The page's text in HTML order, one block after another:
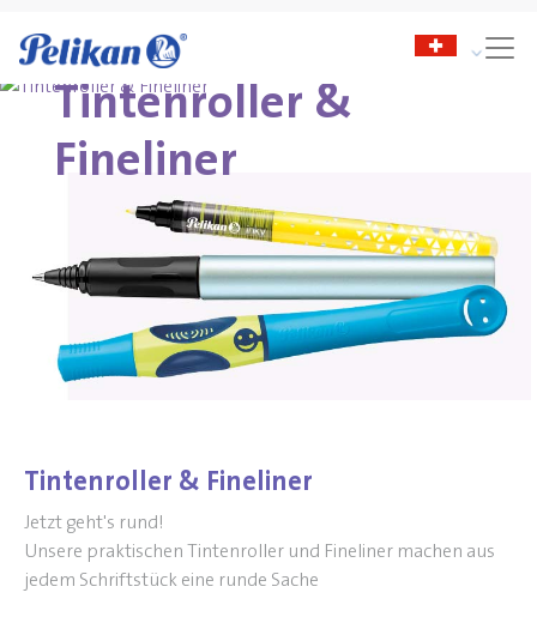
Tintenroller &
Fineliner
Tintenroller & Fineliner
Jetzt geht's rund!
Unsere praktischen Tintenroller und Fineliner machen aus
jedem Schriftstück eine runde Sache